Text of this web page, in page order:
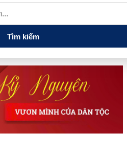
cao tại Đồng Nai
Từ hệ sinh
lượng: T&T Group đang tạo
Tìm kiếm